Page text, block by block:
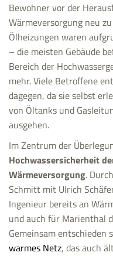
Bewohner vor der
Wärmeversorgung neu
Ölheizungen waren
– die meisten Gebäude
Bereich der
mehr. Viele Betroffene
dagegen, da sie selbst
von Öltanks und
ausgehen.
Im Zentrum der
Hochwassersicherheit
Wärmeversorgung.
Schmitt mit Ulrich
Ingenieur bereits an
und auch für Marienthal
Gemeinsam entschieden
warmes Netz, das auch